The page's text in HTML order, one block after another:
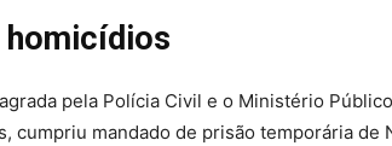
homicídios
pela Polícia Civil e o Ministério
cumpriu mandado de prisão temporária de